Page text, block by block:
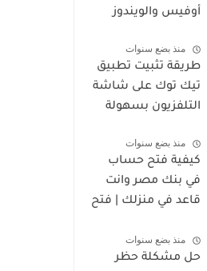
أوفيس والويندوز
منذ بضع سنوات
طريقة تثبيت تطبيق
تيك توك على شاشة
التلفزيون بسهولة
منذ بضع سنوات
كيفية فتح حساب
في بنك مصر وانت
قاعد في منزلك | فتح
منذ بضع سنوات
حل مشكلة حظر